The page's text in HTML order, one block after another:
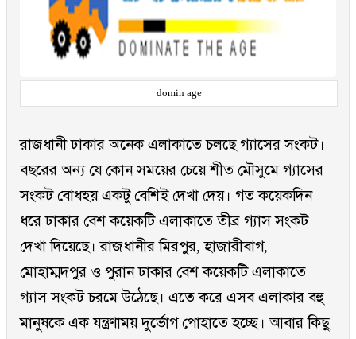
domin age
রাজধানী ঢাকার অনেক এলাকাতে চলছে গ্যাসের সংকট।
বছরের অন্য যে কোন সময়ের চেয়ে শীত মৌসুমে গ্যাসের
সংকট বোধহয় একটু বেশিই দেখা দেয়। গত কয়েকদিন
ধরে ঢাকার বেশ কয়েকটি এলাকাতে তীব্র গ্যাস সংকট
দেখা দিয়েছে। রাজধানীর মিরপুর, হাজারীবাগ,
মোহাম্মদপুর ও পুরান ঢাকার বেশ কয়েকটি এলাকাতে
গ্যাস সংকট চরমে উঠেছে। এতে করে এসব এলাকার বহু
মানুষকে এক যন্ত্রণাময় দুর্ভোগ পোহাতে হচ্ছে। আবার কিছু